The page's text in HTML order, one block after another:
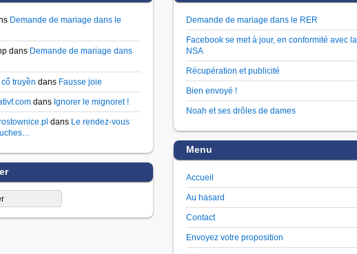
Demande de mariage dans le
dans Demande de mariage dans
truyền dans Fausse joie
dans Ignorer le mignoret !
dans
Le rendez-vous
Demande de mariage dans le RER
Facebook se met à jour, en conformité avec la
NSA
Récupération et publicité
Bien envoyé !
Noah et ses drôles de dames
Menu
Accueil
Au hasard
Contact
Envoyez votre proposition